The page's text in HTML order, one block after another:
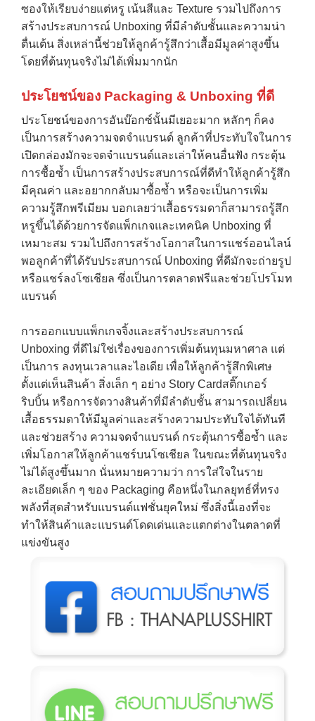
ซองให้เรียบง่ายแต่หรู เน้นสีและ Texture รวมไปถึงการ
สร้างประสบการณ์ Unboxing ที่มีลำดับชั้นและความน่า
ตื่นเต้น สิ่งเหล่านี้ช่วยให้ลูกค้ารู้สึกว่าเสื้อมีมูลค่าสูงขึ้น
โดยที่ต้นทุนจริงไม่ได้เพิ่มมากนัก
ประโยชน์ของ Packaging & Unboxing ที่ดี
ประโยชน์ของการอันบ๊อกซ์นั้นมีเยอะมาก หลักๆ ก็คง
เป็นการสร้างความจดจำแบรนด์ ลูกค้าที่ประทับใจในการ
เปิดกล่องมักจะจดจำแบรนด์และเล่าให้คนอื่นฟัง กระตุ้น
การซื้อซ้ำ เป็นการสร้างประสบการณ์ที่ดีทำให้ลูกค้ารู้สึก
มีคุณค่า และอยากกลับมาซื้อซ้ำ หรือจะเป็นการเพิ่ม
ความรู้สึกพรีเมียม บอกเลยว่าเสื้อธรรมดาก็สามารถรู้สึก
หรูขึ้นได้ด้วยการจัดแพ็กเกจและเทคนิค Unboxing ที่
เหมาะสม รวมไปถึงการสร้างโอกาสในการแชร์ออนไลน์
พอลูกค้าที่ได้รับประสบการณ์ Unboxing ที่ดีมักจะถ่ายรูป
หรือแชร์ลงโซเชียล ซึ่งเป็นการตลาดฟรีและช่วยโปรโมท
แบรนด์
การออกแบบแพ็กเกจจิ้งและสร้างประสบการณ์
Unboxing ที่ดีไม่ใช่เรื่องของการเพิ่มต้นทุนมหาศาล แต่
เป็นการ ลงทุนเวลาและไอเดีย เพื่อให้ลูกค้ารู้สึกพิเศษ
ตั้งแต่เห็นสินค้า สิ่งเล็ก ๆ อย่าง Story Cardสติ๊กเกอร์
ริบบิ้น หรือการจัดวางสินค้าที่มีลำดับชั้น สามารถเปลี่ยน
เสื้อธรรมดาให้มีมูลค่าและสร้างความประทับใจได้ทันที
และช่วยสร้าง ความจดจำแบรนด์ กระตุ้นการซื้อซ้ำ และ
เพิ่มโอกาสให้ลูกค้าแชร์บนโซเชียล ในขณะที่ต้นทุนจริง
ไม่ได้สูงขึ้นมาก นั่นหมายความว่า การใส่ใจในราย
ละเอียดเล็ก ๆ ของ Packaging คือหนึ่งในกลยุทธ์ที่ทรง
พลังที่สุดสำหรับแบรนด์แฟชั่นยุคใหม่ ซึ่งสิ่งนี้เองที่จะ
ทำให้สินค้าและแบรนด์โดดเด่นและแตกต่างในตลาดที่
แข่งขันสูง